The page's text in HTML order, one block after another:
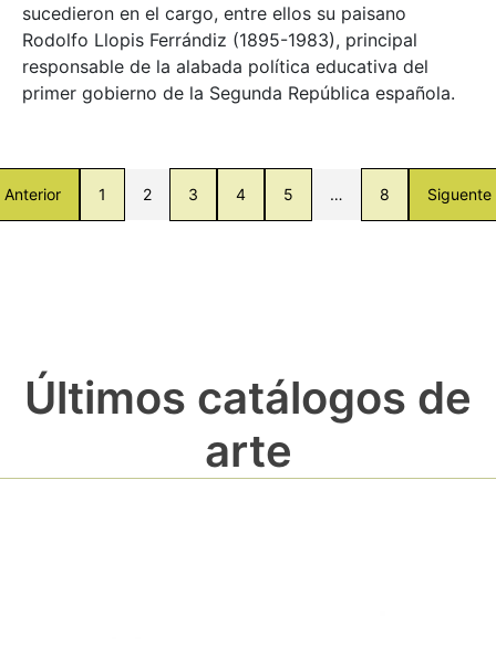
sucedieron en el cargo, entre ellos su paisano
Rodolfo Llopis Ferrándiz (1895-1983), principal
responsable de la alabada política educativa del
primer gobierno de la Segunda República española.
Anterior 1 2 3 4 5 … 8 Siguente
Últimos catálogos de
arte